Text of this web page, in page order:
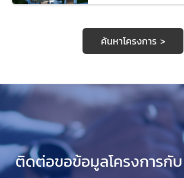
ค้นหาโครงการ >
ติดต่อขอข้อมูลโครงการกับ